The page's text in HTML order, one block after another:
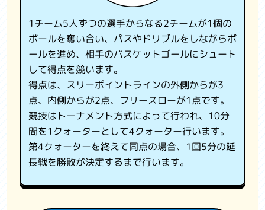
関係機関リンク集
利用規約
プライバシーポリシー
1チーム5人ずつの選手からなる2チームが1個の
ボールを奪い合い、パスやドリブルをしながらボ
ールを進め、相手のバスケットゴールにシュート
して得点を競います。
得点は、スリーポイントラインの外側からが3
点、内側からが2点、フリースローが1点です。
競技はトーナメント方式によって行われ、10分
間を1クォーターとして4クォーター行います。
第4クォーターを終えて同点の場合、1回5分の延
長戦を勝敗が決定するまで行います。